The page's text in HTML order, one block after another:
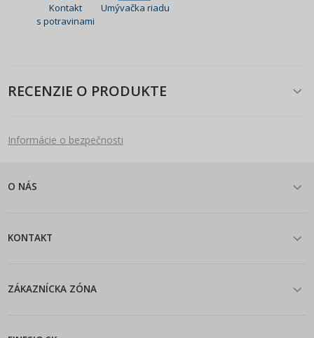
Kontakt
s potravinami
Umývačka riadu
RECENZIE O PRODUKTE
Informácie o bezpečnosti
O NÁS
KONTAKT
ZÁKAZNÍCKA ZÓNA